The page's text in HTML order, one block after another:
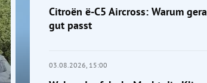
Citroën ë-C5 Aircross: Warum
gut passt
03.08.2026, 15:00